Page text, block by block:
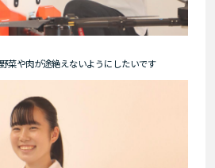
菜や肉が途絶えないようにしたいです